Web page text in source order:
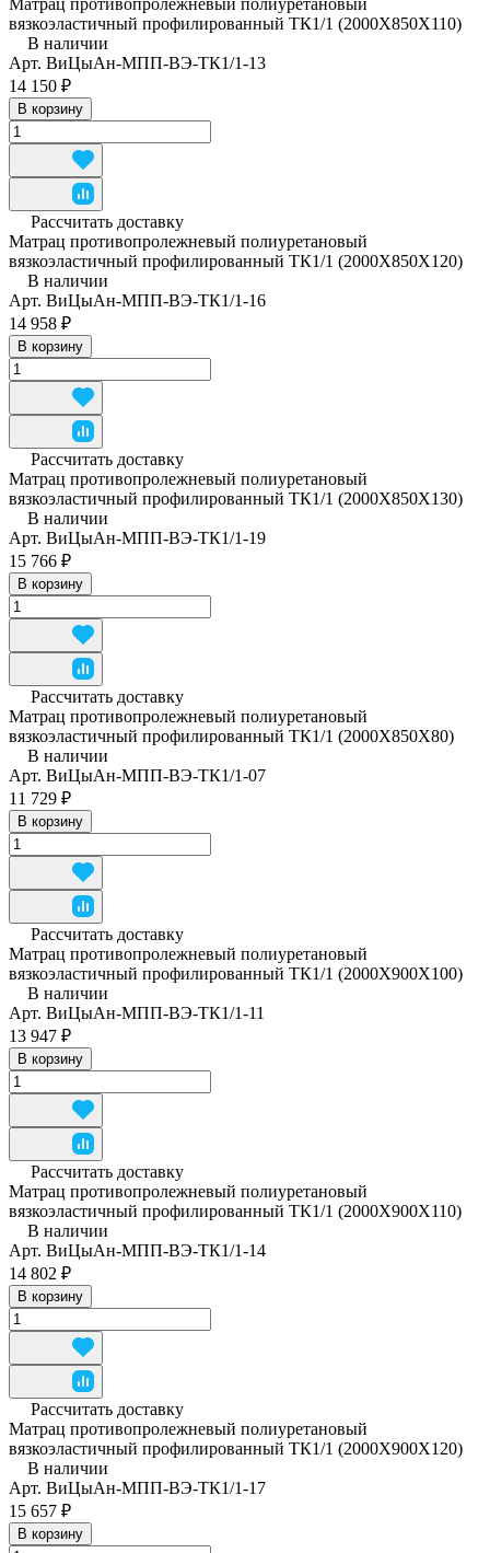
Матрац противопролежневый полиуретановый
вязкоэластичный профилированный ТК1/1 (2000Х850Х110)
В наличии
Арт. ВиЦыАн-МПП-ВЭ-ТК1/1-13
14 150 ₽
В корзину
Рассчитать доставку
Матрац противопролежневый полиуретановый
вязкоэластичный профилированный ТК1/1 (2000Х850Х120)
В наличии
Арт. ВиЦыАн-МПП-ВЭ-ТК1/1-16
14 958 ₽
В корзину
Рассчитать доставку
Матрац противопролежневый полиуретановый
вязкоэластичный профилированный ТК1/1 (2000Х850Х130)
В наличии
Арт. ВиЦыАн-МПП-ВЭ-ТК1/1-19
15 766 ₽
В корзину
Рассчитать доставку
Матрац противопролежневый полиуретановый
вязкоэластичный профилированный ТК1/1 (2000Х850Х80)
В наличии
Арт. ВиЦыАн-МПП-ВЭ-ТК1/1-07
11 729 ₽
В корзину
Рассчитать доставку
Матрац противопролежневый полиуретановый
вязкоэластичный профилированный ТК1/1 (2000Х900Х100)
В наличии
Арт. ВиЦыАн-МПП-ВЭ-ТК1/1-11
13 947 ₽
В корзину
Рассчитать доставку
Матрац противопролежневый полиуретановый
вязкоэластичный профилированный ТК1/1 (2000Х900Х110)
В наличии
Арт. ВиЦыАн-МПП-ВЭ-ТК1/1-14
14 802 ₽
В корзину
Рассчитать доставку
Матрац противопролежневый полиуретановый
вязкоэластичный профилированный ТК1/1 (2000Х900Х120)
В наличии
Арт. ВиЦыАн-МПП-ВЭ-ТК1/1-17
15 657 ₽
В корзину